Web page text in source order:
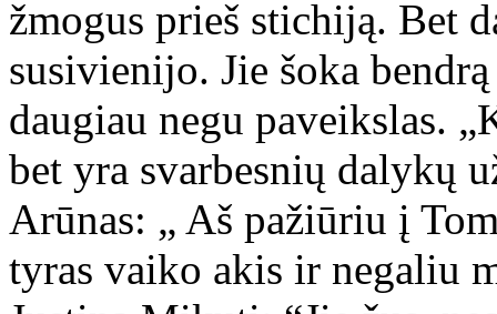
žmogus prieš stichiją. Bet
susivienijo. Jie šoka
daugiau negu paveikslas.
bet yra svarbesnių dalykų
Arūnas: „ Aš pažiūriu į
tyras vaiko akis ir negaliu